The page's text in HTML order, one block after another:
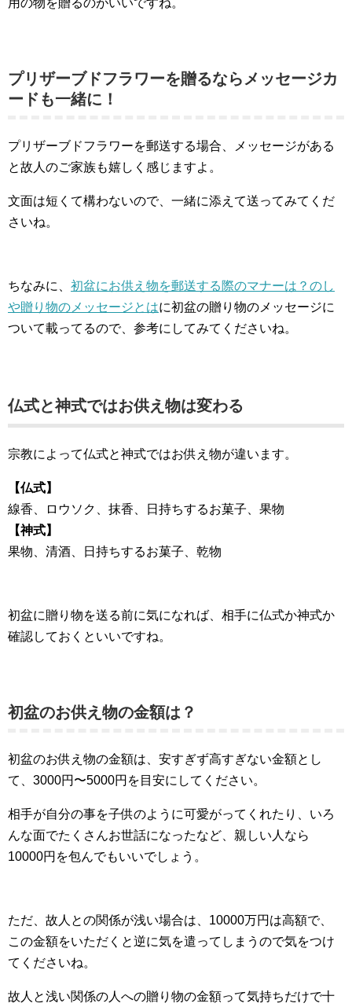
用の物を贈るのがいいですね。
プリザーブドフラワーを贈るならメッセージカ
ードも一緒に！
プリザーブドフラワーを郵送する場合、メッセージがある
と故人のご家族も嬉しく感じますよ。
文面は短くて構わないので、一緒に添えて送ってみてくだ
さいね。
ちなみに、 初盆にお供え物を郵送する際のマナーは？のし
や贈り物のメッセージとはに初盆の贈り物のメッセージに
ついて載ってるので、参考にしてみてくださいね。
仏式と神式ではお供え物は変わる
宗教によって仏式と神式ではお供え物が違います。
【仏式】
線香、ロウソク、抹香、日持ちするお菓子、果物
【神式】
果物、清酒、日持ちするお菓子、乾物
初盆に贈り物を送る前に気になれば、相手に仏式か神式か
確認しておくといいですね。
初盆のお供え物の金額は？
初盆のお供え物の金額は、安すぎず高すぎない金額とし
て、3000円〜5000円を目安にしてください。
相手が自分の事を子供のように可愛がってくれたり、いろ
んな面でたくさんお世話になったなど、親しい人なら
10000円を包んでもいいでしょう。
ただ、故人との関係が浅い場合は、10000万円は高額で、
この金額をいただくと逆に気を遣ってしまうので気をつけ
てくださいね。
故人と浅い関係の人への贈り物の金額って気持ちだけで十